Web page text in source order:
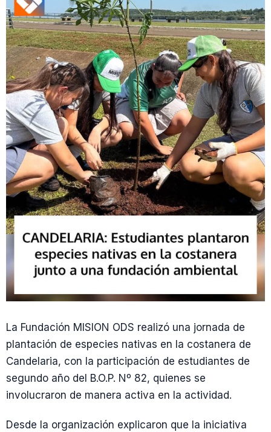
La Fundación MISION ODS realizó una jornada de
plantación de especies nativas en la costanera de
Candelaria, con la participación de estudiantes de
segundo año del B.O.P. Nº 82, quienes se
involucraron de manera activa en la actividad.
Desde la organización explicaron que la iniciativa